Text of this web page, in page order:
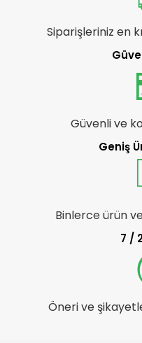
Siparişleriniz en
Güvenli ve
Geniş
Binlerce ürün
7 /
Öneri ve